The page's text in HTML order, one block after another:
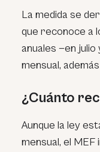
La medida se
que reconoce a
anuales —en
mensual,
¿Cuánto
Aunque la ley
mensual, el